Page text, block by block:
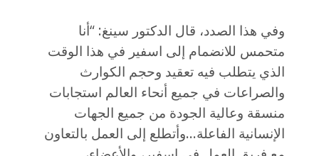
وفي هذا الصدد، قال الدكتور سينغ: “أنا
متحمس للانضمام إلى اسفير في هذا الوقت
الذي يتطلب فيه تعقيد وحجم الكوارث
والصراعات في جميع أنحاء العالم استجابات
منسقة وعالية الجودة من جميع الجهات
الإنسانية الفاعلة…وأتطلع إلى العمل بالتعاون